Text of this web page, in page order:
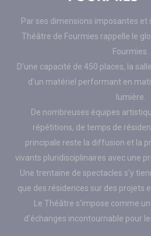
Par ses dimensions imposantes et
Théâtre de Fourmies rappelle le
Fourmies.
D'une capacité de 450 places, la
d'un matériel performant en
lumière.
De nombreuses équipes
répétitions, de temps de
principale reste la diffusion et la
vivants pluridisciplinaires avec une
Une trentaine de spectacles s'y
que des résidences sur des projets
Le Théâtre s'impose comme
d'échanges incontournable pour